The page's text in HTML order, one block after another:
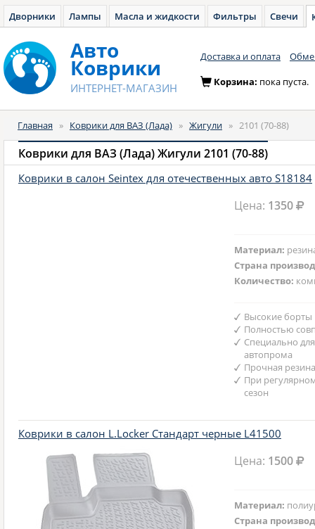
Дворники Лампы Масла и жидкости Фильтры Свечи
Авто
Коврики
ИНТЕРНЕТ-МАГАЗИН
Доставка и оплата
Корзина: пока пуста.
Главная » Коврики для ВАЗ (Лада) » Жигули » 2101 (70-88)
Коврики для ВАЗ (Лада) Жигули 2101 (70-88)
Коврики в салон Seintex для отечественных авто S18184
Цена: 1350
Материал:
Страна
Количество:
Высокие борты
Полностью
Специально
автопрома
Прочная
При
сезон
Коврики в салон L.Locker Стандарт черные L41500
Цена: 1500
Материал:
Страна